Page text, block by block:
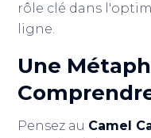
rôle clé dans
ligne.
Une
Pensez au Camel